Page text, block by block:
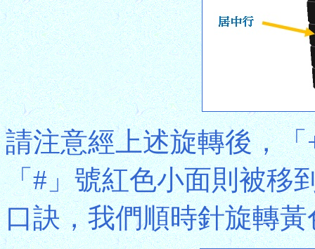
請注意經上述旋轉後，
「#」號紅色小面則被移
口訣，我們順時針旋轉